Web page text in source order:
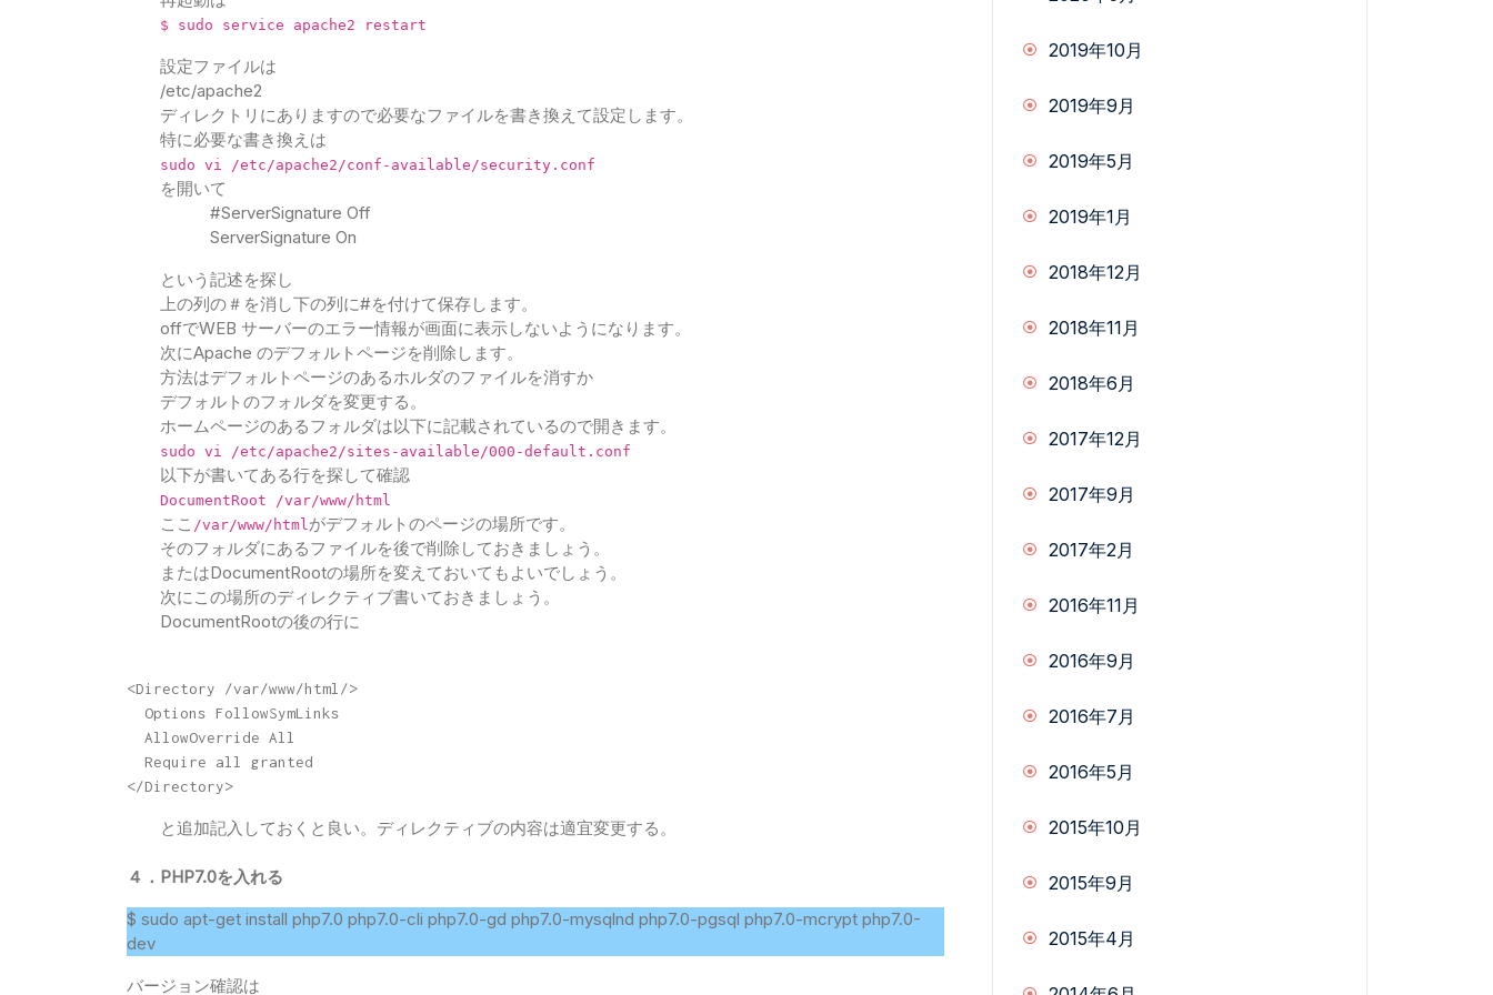
$ sudo service apache2 restart
設定ファイルは
/etc/apache2
ディレクトリにありますので必要なファイルを書き換えて設定します。
特に必要な書き換えは
sudo vi /etc/apache2/conf-available/security.conf
を開いて
#ServerSignature Off
ServerSignature On
という記述を探し
上の列の＃を消し下の列に#を付けて保存します。
offでWEB サーバーのエラー情報が画面に表示しないようになります。
次にApache のデフォルトページを削除します。
方法はデフォルトページのあるホルダのファイルを消すか
デフォルトのフォルダを変更する。
ホームページのあるフォルダは以下に記載されているので開きます。
sudo vi /etc/apache2/sites-available/000-default.conf
以下が書いてある行を探して確認
DocumentRoot /var/www/html
ここ /var/www/html がデフォルトのページの場所です。
そのフォルダにあるファイルを後で削除しておきましょう。
またはDocumentRootの場所を変えておいてもよいでしょう。
次にこの場所のディレクティブ書いておきましょう。
DocumentRootの後の行に
<Directory /var/www/html/>
</Directory>
と追加記入しておくと良い。ディレクティブの内容は適宜変更する。
４．PHP7.0を入れる
$ sudo apt-get install php7.0 php7.0-cli php7.0-gd php7.0-mysqlnd php7.0-pgsql php7.0-mcrypt php7.0-
dev
バージョン確認は
2019年10月
2019年9月
2019年5月
2019年1月
2018年12月
2018年11月
2018年6月
2017年12月
2017年9月
2017年2月
2016年11月
2016年9月
2016年7月
2016年5月
2015年10月
2015年9月
2015年4月